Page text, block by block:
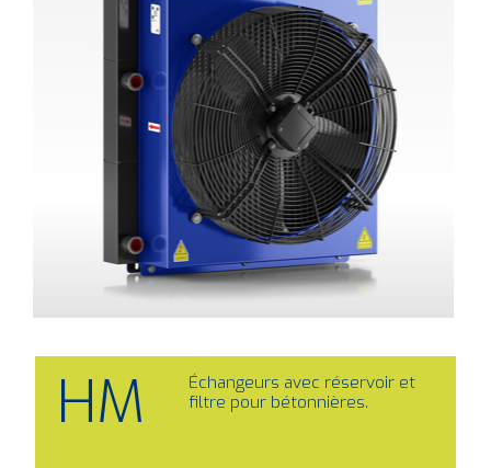
HM
Échangeurs avec réservoir et
filtre pour bétonnières.